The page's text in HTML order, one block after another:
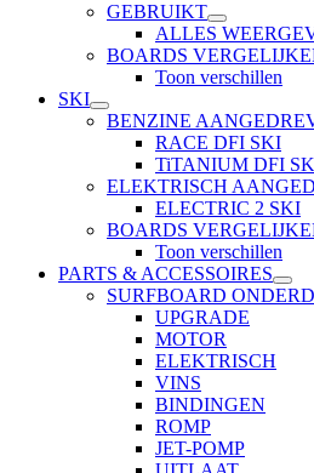
GEBRUIKT
ALLES
BOARDS
Toon verschillen
SKI
BENZINE
RACE DFI SKI
TiTANIUM DFI
ELEKTRISCH
ELECTRIC 2 SKI
BOARDS
Toon verschillen
PARTS & ACCESSOIRES
SURFBOARD
UPGRADE
MOTOR
ELEKTRISCH
VINS
BINDINGEN
ROMP
JET-POMP